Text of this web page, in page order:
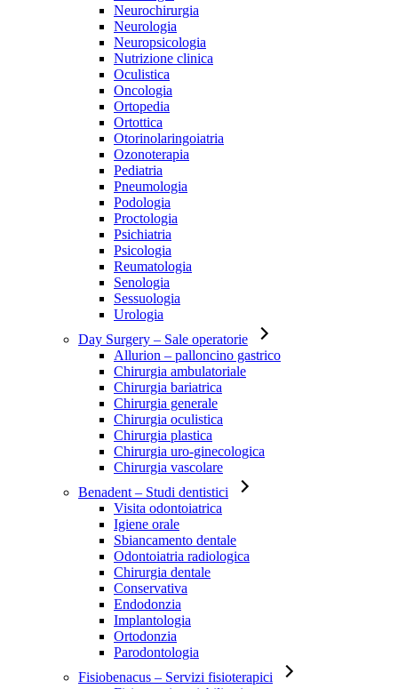
Neurochirurgia
Neurologia
Neuropsicologia
Nutrizione clinica
Oculistica
Oncologia
Ortopedia
Ortottica
Otorinolaringoiatria
Ozonoterapia
Pediatria
Pneumologia
Podologia
Proctologia
Psichiatria
Psicologia
Reumatologia
Senologia
Sessuologia
Urologia
Day Surgery – Sale operatorie
Allurion – palloncino gastrico
Chirurgia ambulatoriale
Chirurgia bariatrica
Chirurgia generale
Chirurgia oculistica
Chirurgia plastica
Chirurgia uro-ginecologica
Chirurgia vascolare
Benadent – Studi dentistici
Visita odontoiatrica
Igiene orale
Sbiancamento dentale
Odontoiatria radiologica
Chirurgia dentale
Conservativa
Endodonzia
Implantologia
Ortodonzia
Parodontologia
Fisiobenacus – Servizi fisioterapici